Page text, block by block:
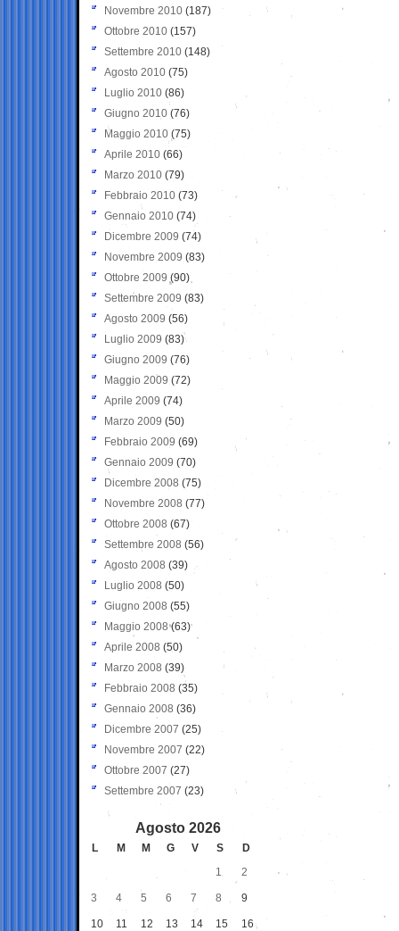
Novembre 2010 (187)
Ottobre 2010 (157)
Settembre 2010 (148)
Agosto 2010 (75)
Luglio 2010 (86)
Giugno 2010 (76)
Maggio 2010 (75)
Aprile 2010 (66)
Marzo 2010 (79)
Febbraio 2010 (73)
Gennaio 2010 (74)
Dicembre 2009 (74)
Novembre 2009 (83)
Ottobre 2009 (90)
Settembre 2009 (83)
Agosto 2009 (56)
Luglio 2009 (83)
Giugno 2009 (76)
Maggio 2009 (72)
Aprile 2009 (74)
Marzo 2009 (50)
Febbraio 2009 (69)
Gennaio 2009 (70)
Dicembre 2008 (75)
Novembre 2008 (77)
Ottobre 2008 (67)
Settembre 2008 (56)
Agosto 2008 (39)
Luglio 2008 (50)
Giugno 2008 (55)
Maggio 2008(63)
Aprile 2008 (50)
Marzo 2008 (39)
Febbraio 2008 (35)
Gennaio 2008 (36)
Dicembre 2007 (25)
Novembre 2007 (22)
Ottobre 2007 (27)
Settembre 2007 (23)
Agosto 2026
L M M G V S
D
1
2
3 4 5 6 7 8 9
10 11 12 13 14 15 16